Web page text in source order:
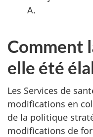
A.
Comment
elle été
Les Services de
modifications en
de la politique
modifications de